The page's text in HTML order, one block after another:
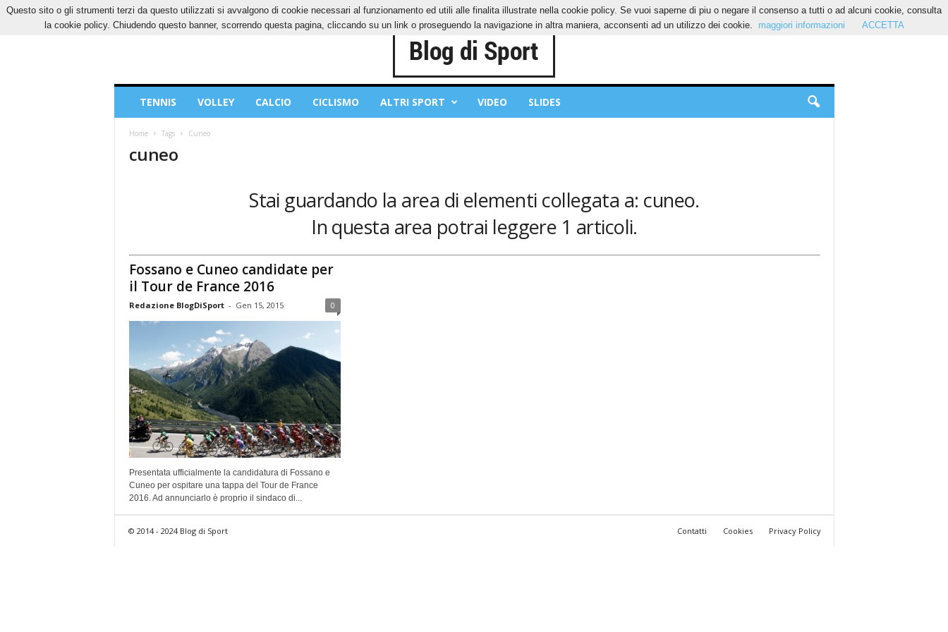
VENERDÌ, 7 AGOSTO 2026 CONTATTI COOKIES PRIVACY POLICY
Sport
TENNIS VOLLEY CALCIO CICLISMO ALTRI SPORT VIDEO SLIDES
Home Tags Cuneo
cuneo
Stai guardando la area di elementi collegata a: cuneo.
In questa area potrai leggere 1 articoli.
Fossano e Cuneo candidate per
il Tour de France 2016
Redazione BlogDiSport - Gen 15, 2015 0
Presentata ufficialmente la candidatura di Fossano e
Cuneo per ospitare una tappa del Tour de France
2016. Ad annunciarlo è proprio il sindaco di...
Contatti Cookies Privacy Policy
© 2014 - 2024 Blog di Sport
Questo sito o gli strumenti terzi da questo utilizzati si avvalgono di cookie necessari al funzionamento ed utili alle finalita illustrate nella cookie policy. Se vuoi saperne di piu o negare il consenso a tutti o ad alcuni cookie, consulta
la cookie policy. Chiudendo questo banner, scorrendo questa pagina, cliccando su un link o proseguendo la navigazione in altra maniera, acconsenti ad un utilizzo dei cookie.
maggiori informazioni ACCETTA